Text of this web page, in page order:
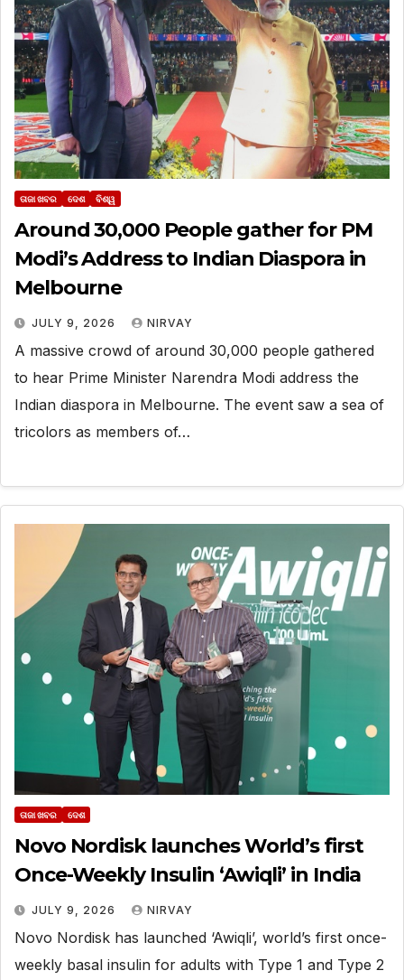
ତାଜା ଖବର ଦେଶ ବିଶ୍ୱ
Around 30,000 People gather for PM
Modi’s Address to Indian Diaspora in
Melbourne
JULY 9, 2026 NIRVAY
A massive crowd of around 30,000 people gathered
to hear Prime Minister Narendra Modi address the
Indian diaspora in Melbourne. The event saw a sea of
tricolors as members of…
ତାଜା ଖବର ଦେଶ
Novo Nordisk launches World’s first
Once-Weekly Insulin ‘Awiqli’ in India
JULY 9, 2026 NIRVAY
Novo Nordisk has launched ‘Awiqli’, world’s first once-
weekly basal insulin for adults with Type 1 and Type 2